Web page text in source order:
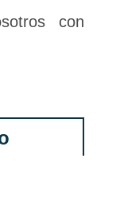
con